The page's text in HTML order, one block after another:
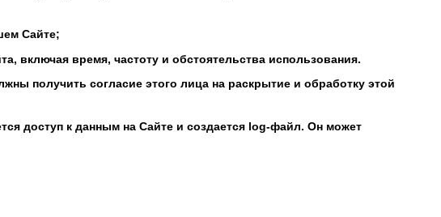
Сайте;
включая время, частоту и обстоятельства использования.
получить согласие этого лица на раскрытие и обработку этой
доступ к данным на Сайте и создается log-файл. Он может